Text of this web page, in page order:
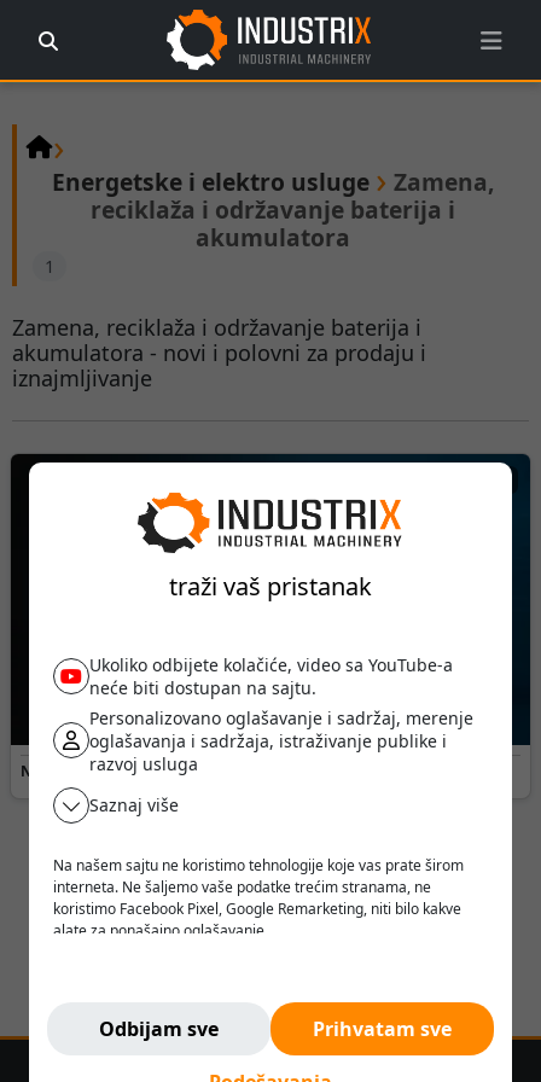
traži vaš pristanak
Ukoliko odbijete kolačiće, video sa YouTube-a
neće biti dostupan na sajtu.
Personalizovano oglašavanje i sadržaj, merenje
oglašavanja i sadržaja, istraživanje publike i
razvoj usluga
Saznaj više
Na našem sajtu ne koristimo tehnologije koje vas prate širom
interneta. Ne šaljemo vaše podatke trećim stranama, ne
koristimo Facebook Pixel, Google Remarketing, niti bilo kakve
alate za ponašajno oglašavanje.
Odbijam sve
Prihvatam sve
›
Energetske i elektro usluge › Zamena,
reciklaža i održavanje baterija i
akumulatora
1
Zamena, reciklaža i održavanje baterija i
akumulatora - novi i polovni za prodaju i
iznajmljivanje
Dogovor
Naziv usluge:BSL Li-Ion baterije za viljuškare •